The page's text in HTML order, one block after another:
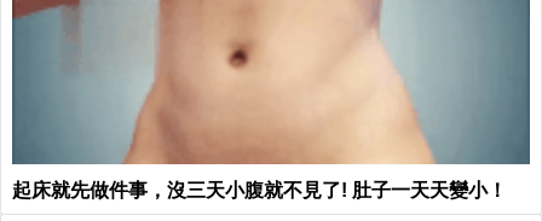
起床就先做件事，沒三天小腹就不見了! 肚子一天天變小！